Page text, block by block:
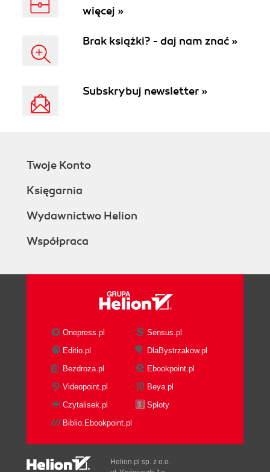
więcej »
Brak książki? - daj nam znać »
Subskrybuj newsletter »
Twoje Konto
Księgarnia
Wydawnictwo Helion
Współpraca
Onepress.pl
Sensus.pl
Editio.pl
DlaBystrzakow.pl
Bezdroza.pl
Ebookpoint.pl
Videopoint.pl
Beya.pl
Czytalisek.pl
Sploty
Biblio.Ebookpoint.pl
Helion.pl sp. z o.o.